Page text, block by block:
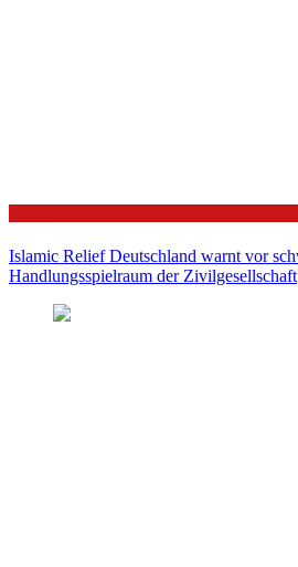
Islamic Relief Deutschland warnt vor
Handlungsspielraum der Zivilgesellschaft